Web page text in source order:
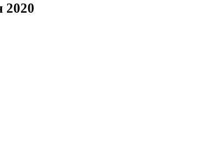
2020